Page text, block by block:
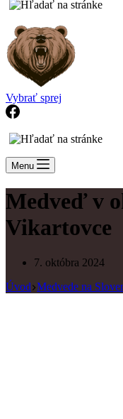
Vybrať sprej
Menu
Medveď v
Vikartovce
7. októbra 2024
Úvod Medvede na